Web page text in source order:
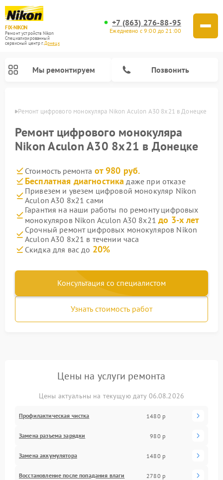
FIX-NIKON
Ремонт устройств Nikon
Специализированный
cервисный центр г.Донецк
+7 (863) 276-88-95
Ежедневно с 9:00 до 21:00
Мы ремонтируем Позвонить
Ремонт цифрового монокуляра Nikon Aculon A30 8x21 в Донецке
Ремонт цифрового монокуляра
Nikon Aculon A30 8x21 в Донецке
Стоимость ремонта от 980 руб.
Бесплатная диагностика даже при отказе
Привезем и увезем цифровой монокуляр Nikon
Aculon A30 8x21 сами
Гарантия на наши работы по ремонту цифровых
монокуляров Nikon Aculon A30 8x21до 3-х лет
Срочный ремонт цифровых монокуляров Nikon
Aculon A30 8x21 в течении часа
Скидка для вас до 20%
Консультация со специалистом
Узнать стоимость работ
Цены на услуги ремонта
Цены актуальны на текущую дату 06.08.2026
Профилактическая чистка 1480 р
Замена разъема зарядки 980 р
Замена аккумулятора 1480 р
Восстановление после попадания влаги 2780 р